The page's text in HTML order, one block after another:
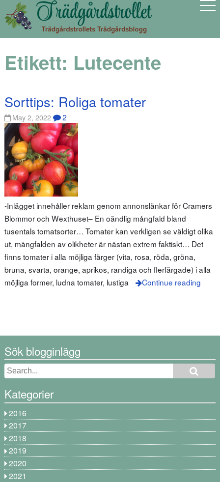
Etikett: Lutecente
Sorttips: Roliga tomater
May 2, 2022 2
-Inlägget innehåller reklam genom annonslänkar för Cramers
Blommor och Wexthuset– En oändlig mångfald bland
tusentals tomatsorter… Tomater kan verkligen se väldigt olika
ut, mångfalden av olikheter är nästan extrem faktiskt… Det
finns tomater i alla möjliga färger (vita, rosa, röda, gröna,
bruna, svarta, orange, aprikos, randiga och flerfärgade) i alla
möjliga former, ludna tomater, lustiga
Continue reading
Sök blogginlägg
Kategorier
2016
2017
2018
2019
2020
2021